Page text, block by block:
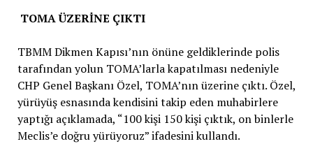
TOMA ÜZERİNE ÇIKTI
TBMM Dikmen Kapısı’nın önüne geldiklerinde polis
tarafından yolun TOMA’larla kapatılması nedeniyle
CHP Genel Başkanı Özel, TOMA’nın üzerine çıktı. Özel,
yürüyüş esnasında kendisini takip eden muhabirlere
yaptığı açıklamada, “100 kişi 150 kişi çıktık, on binlerle
Meclis’e doğru yürüyoruz” ifadesini kullandı.